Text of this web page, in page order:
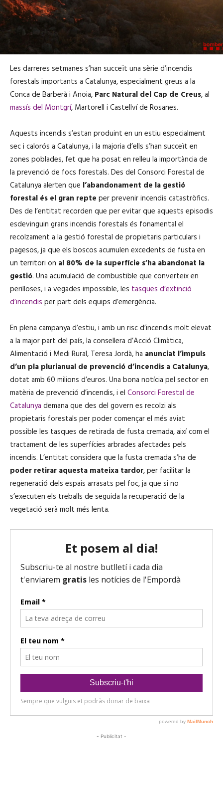
Les darreres setmanes s’han succeït una sèrie d’incendis
forestals importants a Catalunya, especialment greus a la
Conca de Barberà i Anoia, Parc Natural del Cap de Creus, al
massís del Montgrí, Martorell i Castellví de Rosanes.
Aquests incendis s’estan produint en un estiu especialment
sec i calorós a Catalunya, i la majoria d’ells s’han succeït en
zones poblades, fet que ha posat en relleu la importància de
la prevenció de focs forestals. Des del Consorci Forestal de
Catalunya alerten que l’abandonament de la gestió
forestal és el gran repte per prevenir incendis catastròfics.
Des de l’entitat recorden que per evitar que aquests episodis
esdevinguin grans incendis forestals és fonamental el
recolzament a la gestió forestal de propietaris particulars i
pagesos, ja que els boscos acumulen excedents de fusta en
un territori on al 80% de la superfície s’ha abandonat la
gestió. Una acumulació de combustible que converteix en
perilloses, i a vegades impossible, les tasques d’extinció
d’incendis per part dels equips d’emergència.
En plena campanya d’estiu, i amb un risc d’incendis molt elevat
a la major part del país, la consellera d’Acció Climàtica,
Alimentació i Medi Rural, Teresa Jordà, ha anunciat l’impuls
d’un pla plurianual de prevenció d’incendis a Catalunya,
dotat amb 60 milions d’euros. Una bona notícia pel sector en
matèria de prevenció d’incendis, i el Consorci Forestal de
Catalunya demana que des del govern es recolzi als
propietaris forestals per poder començar el més aviat
possible les tasques de retirada de fusta cremada, així com el
tractament de les superfícies arbrades afectades pels
incendis. L’entitat considera que la fusta cremada s’ha de
poder retirar aquesta mateixa tardor, per facilitar la
regeneració dels espais arrasats pel foc, ja que si no
s’executen els treballs de seguida la recuperació de la
vegetació serà molt més lenta.
- Publicitat -